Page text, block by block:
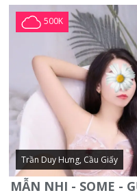
500K
Trần Duy Hưng, Cầu Giấy